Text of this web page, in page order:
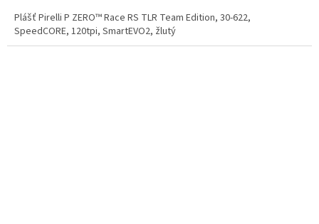
Plášť Pirelli P ZERO™ Race RS TLR Team Edition, 30-622,
SpeedCORE, 120tpi, SmartEVO2, žlutý